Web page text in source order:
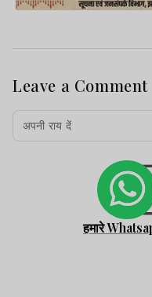
Leave a Comment
हमारे